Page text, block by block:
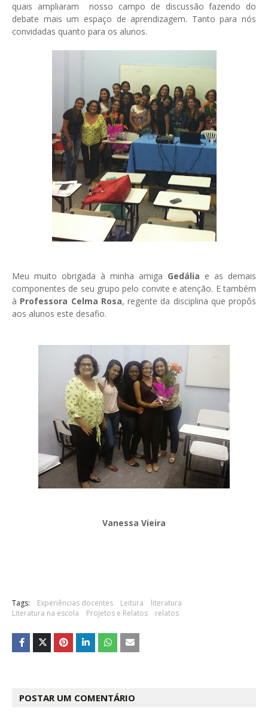
quais ampliaram nosso campo de discussão fazendo do
debate mais um espaço de aprendizagem. Tanto para nós
convidadas quanto para os alunos.
Meu muito obrigada à minha amiga Gedália e as demais
componentes de seu grupo pelo convite e atenção. E também
à Professora Celma Rosa, regente da disciplina que propôs
aos alunos este desafio.
Vanessa Vieira
Tags: Experiências docentes Leitura
literatura
Literatura na escola
Projetos e Relatos relatos
POSTAR UM COMENTÁRIO